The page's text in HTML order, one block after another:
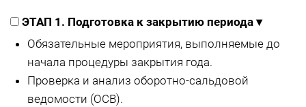
ЭТАП 1. Подготовка к закрытию периода ▾
Обязательные мероприятия, выполняемые до
начала процедуры закрытия года.
Проверка и анализ оборотно-сальдовой
ведомости (ОСВ).